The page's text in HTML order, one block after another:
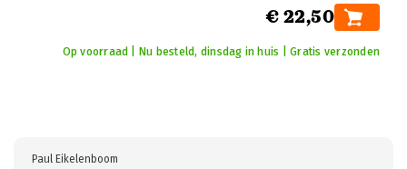
€ 22,50
Op voorraad | Nu besteld, dinsdag in huis | Gratis verzonden
Paul Eikelenboom